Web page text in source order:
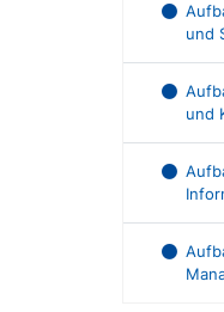
und
und